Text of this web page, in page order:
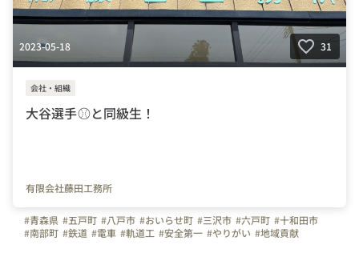
2023-05-18 31
会社・組織
大谷選手⚾と同級生！
有限会社藤田工務所
#青森県 #五戸町 #八戸市 #おいらせ町 #三沢市 #六戸町 #十和田市
#南部町 #鉄道 #電車 #軌道工 #安全第一 #やりがい #地域貢献